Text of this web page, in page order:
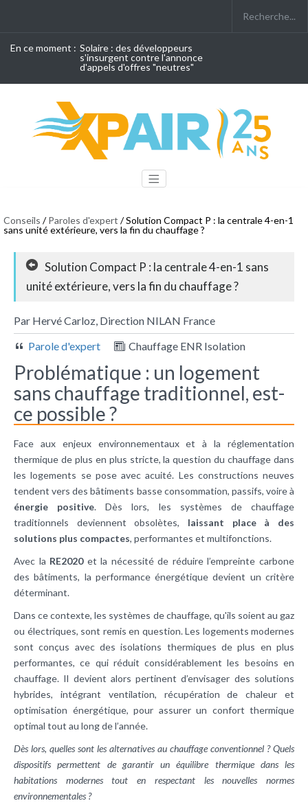
En ce moment : Solaire : des développeurs
s'insurgent contre l'annonce
d'appels d'offres "neutres"
Conseils /Paroles d'expert / Solution Compact P : la centrale 4-en-1
sans unité extérieure, vers la fin du chauffage ?
Solution Compact P : la centrale 4-en-1 sans
unité extérieure, vers la fin du chauffage ?
Par Hervé Carloz, Direction NILAN France
Parole d'expert
Chauffage ENR Isolation
Problématique : un logement
sans chauffage traditionnel, est-
ce possible ?
Face aux enjeux environnementaux et à la réglementation
thermique de plus en plus stricte, la question du chauffage dans
les logements se pose avec acuité. Les constructions neuves
tendent vers des bâtiments basse consommation, passifs, voire à
énergie positive. Dès lors, les systèmes de chauffage
traditionnels deviennent obsolètes, laissant place à des
solutions plus compactes, performantes et multifonctions.
Avec la RE2020et la nécessité de réduire l’empreinte carbone
des bâtiments, la performance énergétique devient un critère
déterminant.
Dans ce contexte, les systèmes de chauffage, qu'ils soient au gaz
ou électriques, sont remis en question. Les logements modernes
sont conçus avec des isolations thermiques de plus en plus
performantes, ce qui réduit considérablement les besoins en
chauffage. Il devient alors pertinent d’envisager des solutions
hybrides, intégrant ventilation, récupération de chaleur et
optimisation énergétique, pour assurer un confort thermique
optimal tout au long de l’année.
Dès lors, quelles sont les alternatives au chauffage conventionnel ? Quels
dispositifs permettent de garantir un équilibre thermique dans les
habitations modernes tout en respectant les nouvelles normes
environnementales ?